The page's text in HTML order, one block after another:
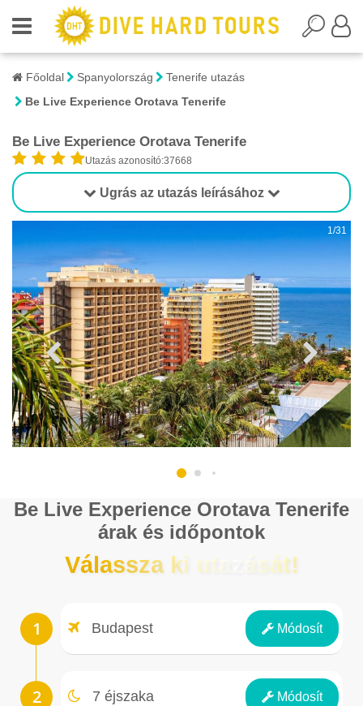
Főoldal Spanyolország
Tenerife utazás
Be Live Experience Orotava Tenerife
Be Live Experience Orotava Tenerife
Utazás azonosító:37668
Ugrás az utazás leírásához
1/31
Be Live Experience Orotava Tenerife
árak és időpontok
Válassza ki utazását!
Budapest Módosít
Repülőtér
7 éjszaka Módosít
Éjszakák